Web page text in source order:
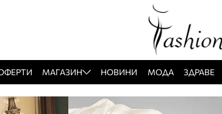
МАГАЗИН НОВИНИ МОДА ЗДРАВЕ